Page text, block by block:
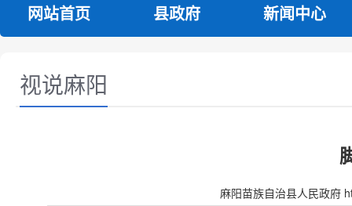
网站首页 县政府 新闻中心
视说麻阳
麻阳苗族自治县人民政府